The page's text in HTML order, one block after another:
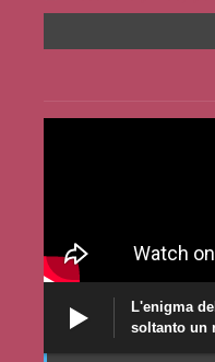
L'enigma
soltanto un